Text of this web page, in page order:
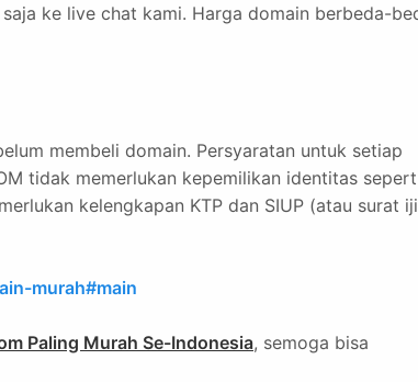
ke live chat kami. Harga domain berbeda-
membeli domain. Persyaratan untuk setiap
tidak memerlukan kepemilikan identitas
kelengkapan KTP dan SIUP (atau surat
murah#main
Paling Murah Se-Indonesia, semoga bisa